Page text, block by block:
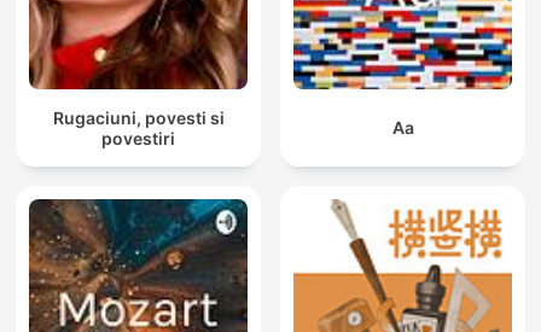
Rugaciuni, povesti si
povestiri
Aa